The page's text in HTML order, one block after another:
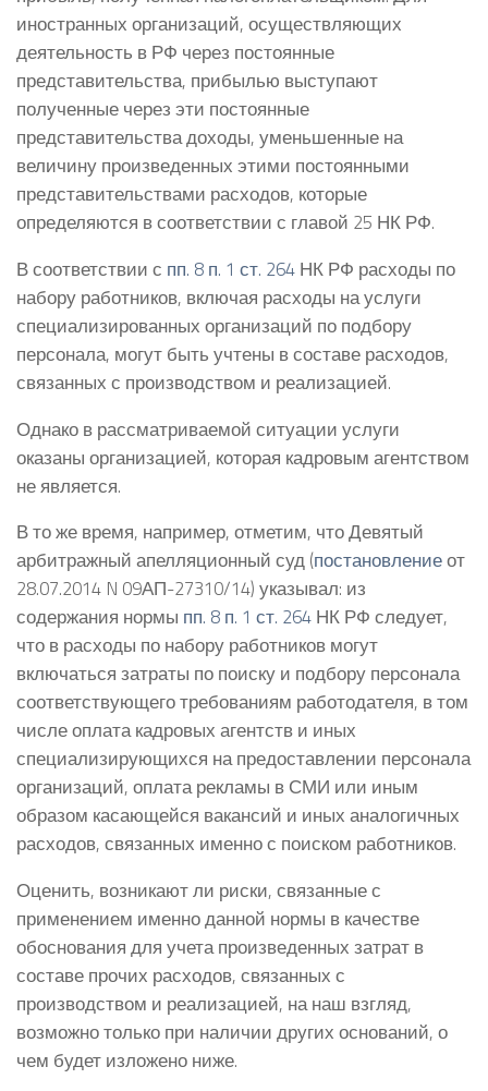
иностранных организаций, осуществляющих
деятельность в РФ через постоянные
представительства, прибылью выступают
полученные через эти постоянные
представительства доходы, уменьшенные на
величину произведенных этими постоянными
представительствами расходов, которые
определяются в соответствии с главой 25 НК РФ.
В соответствии с пп. 8 п. 1 ст. 264 НК РФ расходы по
набору работников, включая расходы на услуги
специализированных организаций по подбору
персонала, могут быть учтены в составе расходов,
связанных с производством и реализацией.
Однако в рассматриваемой ситуации услуги
оказаны организацией, которая кадровым агентством
не является.
В то же время, например, отметим, что Девятый
арбитражный апелляционный суд (постановлениеот
28.07.2014 N 09АП-27310/14) указывал: из
содержания нормы пп. 8 п. 1 ст. 264 НК РФ следует,
что в расходы по набору работников могут
включаться затраты по поиску и подбору персонала
соответствующего требованиям работодателя, в том
числе оплата кадровых агентств и иных
специализирующихся на предоставлении персонала
организаций, оплата рекламы в СМИ или иным
образом касающейся вакансий и иных аналогичных
расходов, связанных именно с поиском работников.
Оценить, возникают ли риски, связанные с
применением именно данной нормы в качестве
обоснования для учета произведенных затрат в
составе прочих расходов, связанных с
производством и реализацией, на наш взгляд,
возможно только при наличии других оснований, о
чем будет изложено ниже.